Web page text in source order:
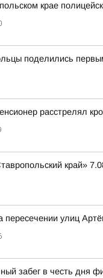
крае
поделились
расстрелял
край»
пересечении улиц
забег в честь дня